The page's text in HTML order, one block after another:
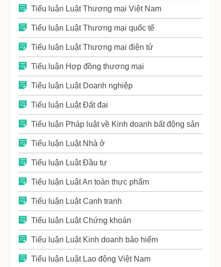
Tiểu luận Luật Thương mại Việt Nam
Tiểu luận Luật Thương mại quốc tế
Tiểu luận Luật Thương mại điện tử
Tiểu luận Hợp đồng thương mại
Tiểu luận Luật Doanh nghiệp
Tiểu luận Luật Đất đai
Tiểu luận Pháp luật về Kinh doanh bất động sản
Tiểu luận Luật Nhà ở
Tiểu luận Luật Đầu tư
Tiểu luận Luật An toàn thực phẩm
Tiểu luận Luật Cạnh tranh
Tiểu luận Luật Chứng khoán
Tiểu luận Luật Kinh doanh bảo hiểm
Tiểu luận Luật Lao động Việt Nam